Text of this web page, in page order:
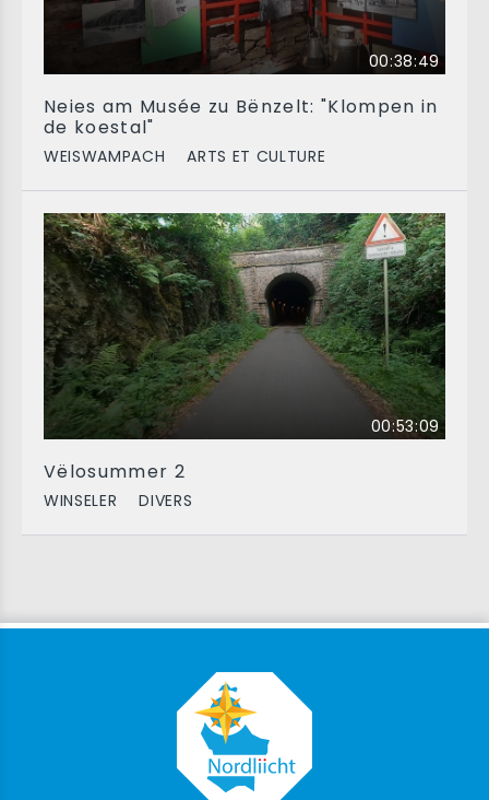
00:38:49
Neies am Musée zu Bënzelt: "Klompen in
de koestal"
WEISWAMPACH ARTS ET CULTURE
00:53:09
Vëlosummer 2
WINSELER DIVERS